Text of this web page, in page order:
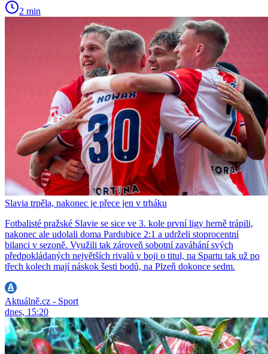
2 min
Slavia trpěla, nakonec je přece jen v trháku
Fotbalisté pražské Slavie se sice ve 3. kole první ligy herně trápili,
nakonec ale udolali doma Pardubice 2:1 a udrželi stoprocentní
bilanci v sezoně. Využili tak zároveň sobotní zaváhání svých
předpokládaných největších rivalů v boji o titul, na Spartu tak už po
třech kolech mají náskok šesti bodů, na Plzeň dokonce sedm.
Aktuálně.cz - Sport
dnes, 15:20